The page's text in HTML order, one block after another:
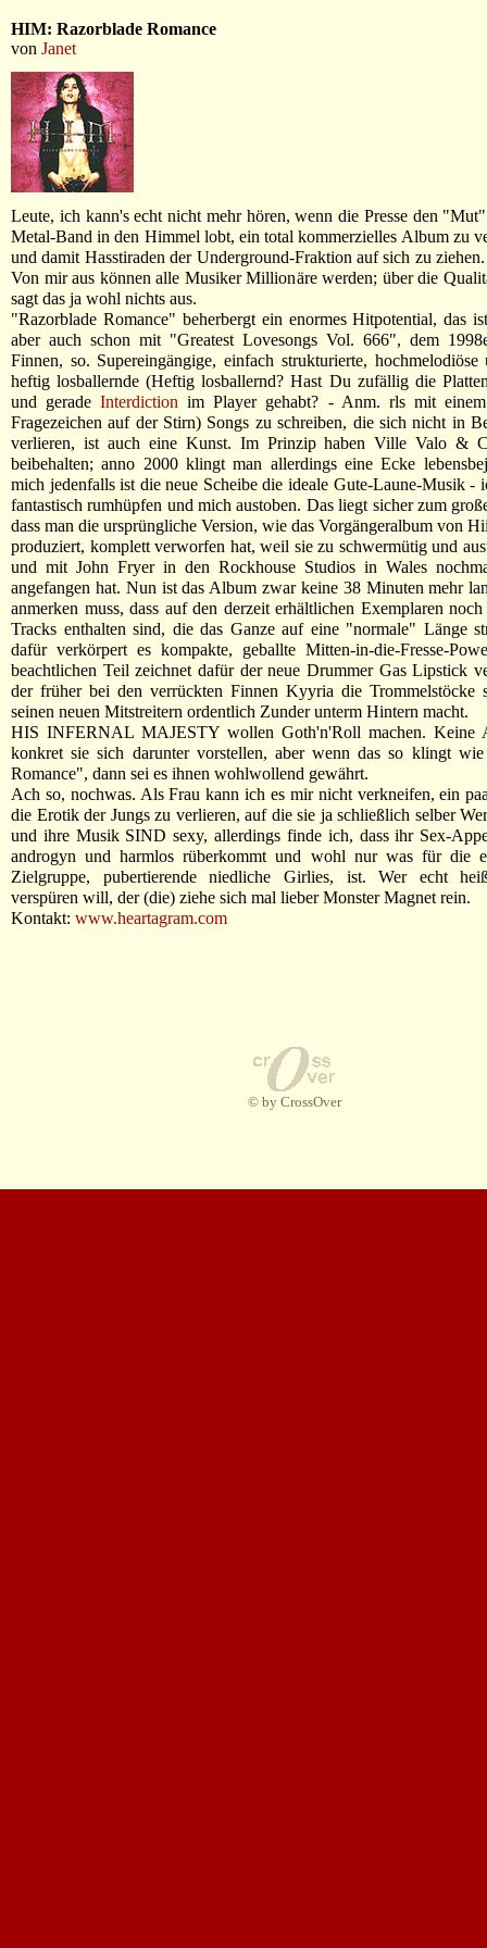
HIM: Razorblade Romance
von Janet
Leute, ich kann's echt nicht mehr hören, wenn die Presse den
Metal-Band in den Himmel lobt, ein total kommerzielles Album zu
und damit Hasstiraden der Underground-Fraktion auf sich zu
Von mir aus können alle Musiker Millionäre werden; über die
sagt das ja wohl nichts aus.
"Razorblade Romance" beherbergt ein enormes Hitpotential, das
aber auch schon mit "Greatest Lovesongs Vol. 666", dem
Finnen, so. Supereingängige, einfach strukturierte, hochmelodiöse
heftig losballernde (Heftig losballernd? Hast Du zufällig die
und geradeInterdiction im Player gehabt? - Anm. rls mit einem
Fragezeichen auf der Stirn) Songs zu schreiben, die sich nicht in
verlieren, ist auch eine Kunst. Im Prinzip haben Ville Valo &
beibehalten; anno 2000 klingt man allerdings eine Ecke
mich jedenfalls ist die neue Scheibe die ideale Gute-Laune-Musik -
fantastisch rumhüpfen und mich austoben. Das liegt sicher zum
dass man die ursprüngliche Version, wie das Vorgängeralbum von
produziert, komplett verworfen hat, weil sie zu schwermütig und
und mit John Fryer in den Rockhouse Studios in Wales
angefangen hat. Nun ist das Album zwar keine 38 Minuten mehr
anmerken muss, dass auf den derzeit erhältlichen Exemplaren
Tracks enthalten sind, die das Ganze auf eine "normale" Länge
dafür verkörpert es kompakte, geballte Mitten-in-die-Fresse-
beachtlichen Teil zeichnet dafür der neue Drummer Gas Lipstick
der früher bei den verrückten Finnen Kyyria die Trommelstöcke
seinen neuen Mitstreitern ordentlich Zunder unterm Hintern macht.
HIS INFERNAL MAJESTY wollen Goth'n'Roll machen. Keine
konkret sie sich darunter vorstellen, aber wenn das so klingt wie
Romance", dann sei es ihnen wohlwollend gewährt.
Ach so, nochwas. Als Frau kann ich es mir nicht verkneifen, ein
die Erotik der Jungs zu verlieren, auf die sie ja schließlich selber
und ihre Musik SIND sexy, allerdings finde ich, dass ihr Sex-
androgyn und harmlos rüberkommt und wohl nur was für die
Zielgruppe, pubertierende niedliche Girlies, ist. Wer echt
verspüren will, der (die) ziehe sich mal lieber Monster Magnet rein.
Kontakt: www.heartagram.com
© by CrossOver